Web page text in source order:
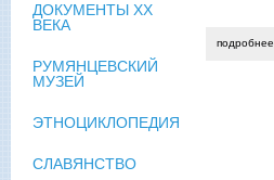
подробнее
ДОКУМЕНТЫ XX
ВЕКА
РУМЯНЦЕВСКИЙ
МУЗЕЙ
ЭТНОЦИКЛОПЕДИЯ
СЛАВЯНСТВО